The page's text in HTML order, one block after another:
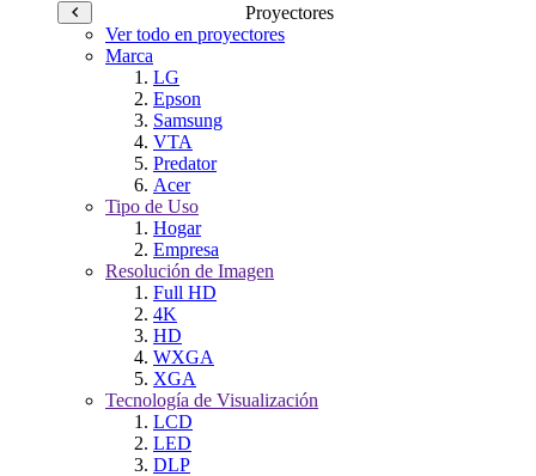
Proyectores
Ver todo en proyectores
Marca
LG
Epson
Samsung
VTA
Predator
Acer
Tipo de Uso
Hogar
Empresa
Resolución de Imagen
Full HD
4K
HD
WXGA
XGA
Tecnología de Visualización
LCD
LED
DLP